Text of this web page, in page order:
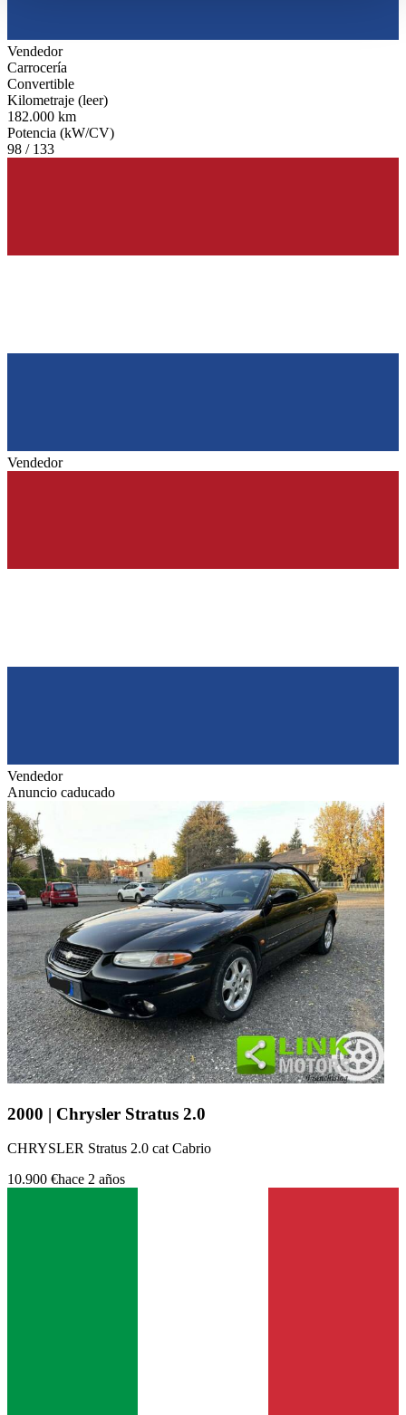
Vendedor
Carrocería
Convertible
Kilometraje (leer)
182.000 km
Potencia (kW/CV)
98 / 133
Vendedor
Vendedor
Anuncio caducado
2000 | Chrysler Stratus 2.0
CHRYSLER Stratus 2.0 cat Cabrio
10.900 €hace 2 años